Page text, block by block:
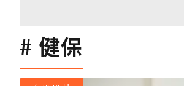
健保